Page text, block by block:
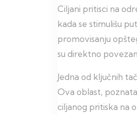
Ciljani pritisci na
kada se stimulišu
promovisanju
su direktno
Jedna od ključnih
Ova oblast,
ciljanog pritiska na